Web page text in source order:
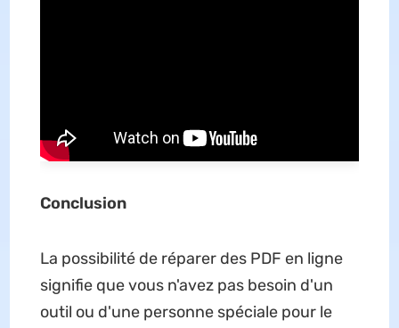
Conclusion
La possibilité de réparer des PDF en ligne
signifie que vous n'avez pas besoin d'un
outil ou d'une personne spéciale pour le